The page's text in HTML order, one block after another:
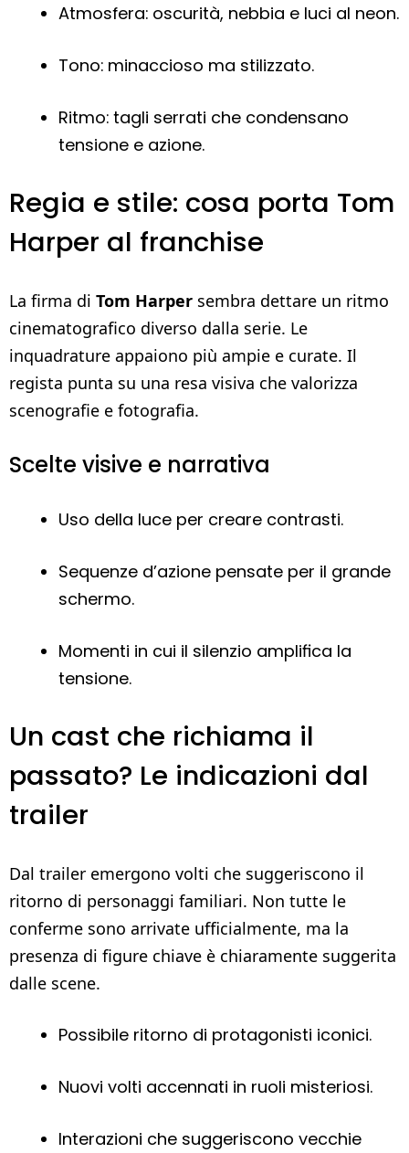
Atmosfera: oscurità, nebbia e luci al neon.
Tono: minaccioso ma stilizzato.
Ritmo: tagli serrati che condensano
tensione e azione.
Regia e stile: cosa porta Tom
Harper al franchise
La firma di Tom Harper sembra dettare un ritmo
cinematografico diverso dalla serie. Le
inquadrature appaiono più ampie e curate. Il
regista punta su una resa visiva che valorizza
scenografie e fotografia.
Scelte visive e narrativa
Uso della luce per creare contrasti.
Sequenze d’azione pensate per il grande
schermo.
Momenti in cui il silenzio amplifica la
tensione.
Un cast che richiama il
passato? Le indicazioni dal
trailer
Dal trailer emergono volti che suggeriscono il
ritorno di personaggi familiari. Non tutte le
conferme sono arrivate ufficialmente, ma la
presenza di figure chiave è chiaramente suggerita
dalle scene.
Possibile ritorno di protagonisti iconici.
Nuovi volti accennati in ruoli misteriosi.
Interazioni che suggeriscono vecchie